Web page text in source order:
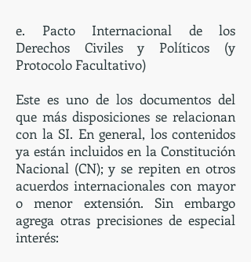
e. Pacto Internacional de los
Derechos Civiles y Políticos (y
Protocolo Facultativo)
Este es uno de los documentos del
que más disposiciones se relacionan
con la SI. En general, los contenidos
ya están incluidos en la Constitución
Nacional (CN); y se repiten en otros
acuerdos internacionales con mayor
o menor extensión. Sin embargo
agrega otras precisiones de especial
interés: